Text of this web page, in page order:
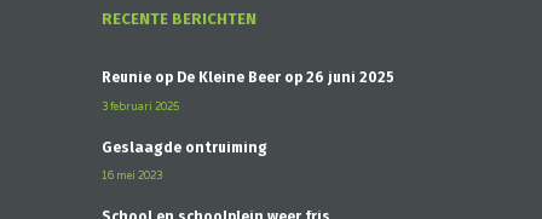
RECENTE BERICHTEN
Reünie op De Kleine Beer op 26 juni 2025
3 februari 2025
Geslaagde ontruiming
16 mei 2023